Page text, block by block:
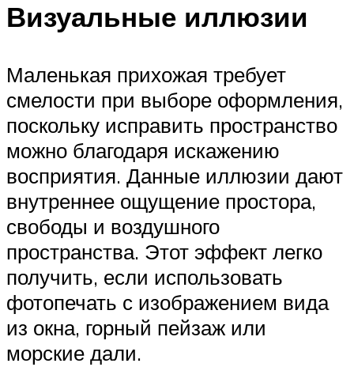
Визуальные иллюзии
Маленькая прихожая требует
смелости при выборе оформления,
поскольку исправить пространство
можно благодаря искажению
восприятия. Данные иллюзии дают
внутреннее ощущение простора,
свободы и воздушного
пространства. Этот эффект легко
получить, если использовать
фотопечать с изображением вида
из окна, горный пейзаж или
морские дали.